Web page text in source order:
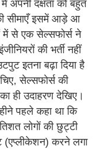
अपनी दक्षता को बहुत
सीमाएँ इसमें आड़े आ
में से एक सेल्सफोर्स ने
की भर्ती नहीं
इतना बढ़ा दिया है
सेल्सफोर्स की
ही उदाहरण देखिए।
पहले कहा था कि
लोगों की छुट्टी
(एप्लीकेशन) करने लगा